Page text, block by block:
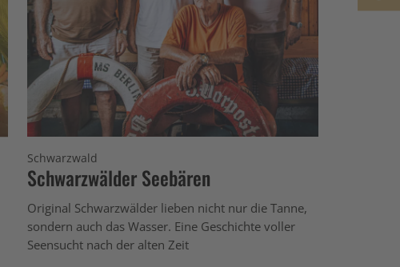
Schwarzwald
Schwarzwälder Seebären
Original Schwarzwälder lieben nicht nur die Tanne,
sondern auch das Wasser. Eine Geschichte voller
Seensucht nach der alten Zeit